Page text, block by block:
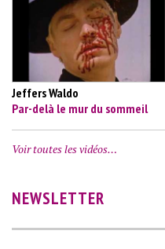
Jeffers Waldo
Par-delà le mur du sommeil
Voir toutes les vidéos…
NEWSLETTER